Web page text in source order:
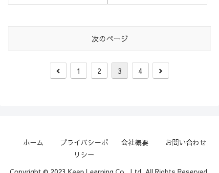
次のページ
前
1 2 3 4
次
ホーム
プライバシーポ
リシー
会社概要 お問い合わせ